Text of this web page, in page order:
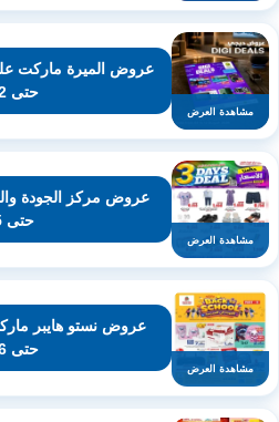
مشاهدة العرض
حتى 12 اغسطس
مشاهدة العرض
حتى 5 اغسطس
مشاهدة العرض
حتى 16 اغسطس